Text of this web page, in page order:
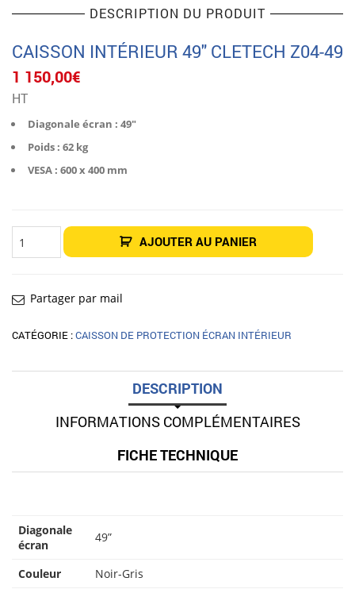
DESCRIPTION DU PRODUIT
CAISSON INTÉRIEUR 49″ CLETECH Z04-49
1 150,00€
HT
Diagonale écran : 49″
Poids : 62 kg
VESA : 600 x 400 mm
quantité
de
Z04-
49
AJOUTER AU PANIER
Partager par mail
CATÉGORIE :CAISSON DE PROTECTION ÉCRAN INTÉRIEUR
DESCRIPTION
INFORMATIONS COMPLÉMENTAIRES
FICHE TECHNIQUE
Diagonale
écran
49”
Couleur
Noir-Gris